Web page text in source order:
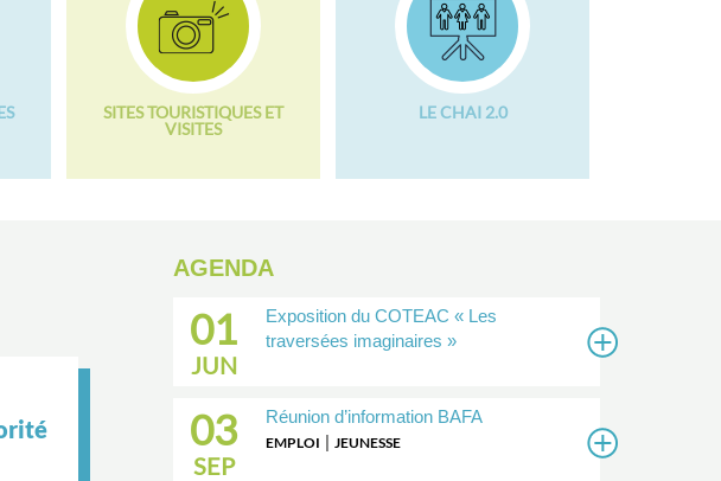
SITES TOURISTIQUES ET
VISITES
LE CHAI 2.0
AGENDA
01
JUN
Exposition du COTEAC « Les
traversées imaginaires »
03
SEP
Réunion d’information BAFA
EMPLOI | JEUNESSE